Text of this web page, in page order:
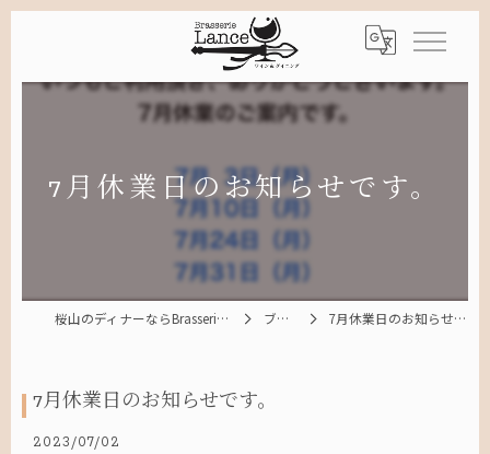
7月休業日のお知らせです。
桜山のディナーならBrasserie Lance ブログ 7月休業日のお知らせです。
7月休業日のお知らせです。
2023/07/02